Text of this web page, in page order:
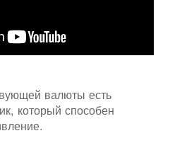
валюты есть
который способен